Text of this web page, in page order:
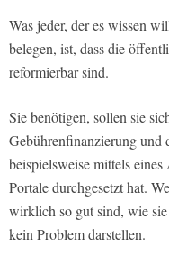
Was jeder, der es wissen
belegen, ist, dass die
reformierbar sind.
Sie benötigen, sollen sie
Gebührenfinanzierung
beispielsweise mittels
Portale durchgesetzt hat.
wirklich so gut sind, wie
kein Problem darstellen.